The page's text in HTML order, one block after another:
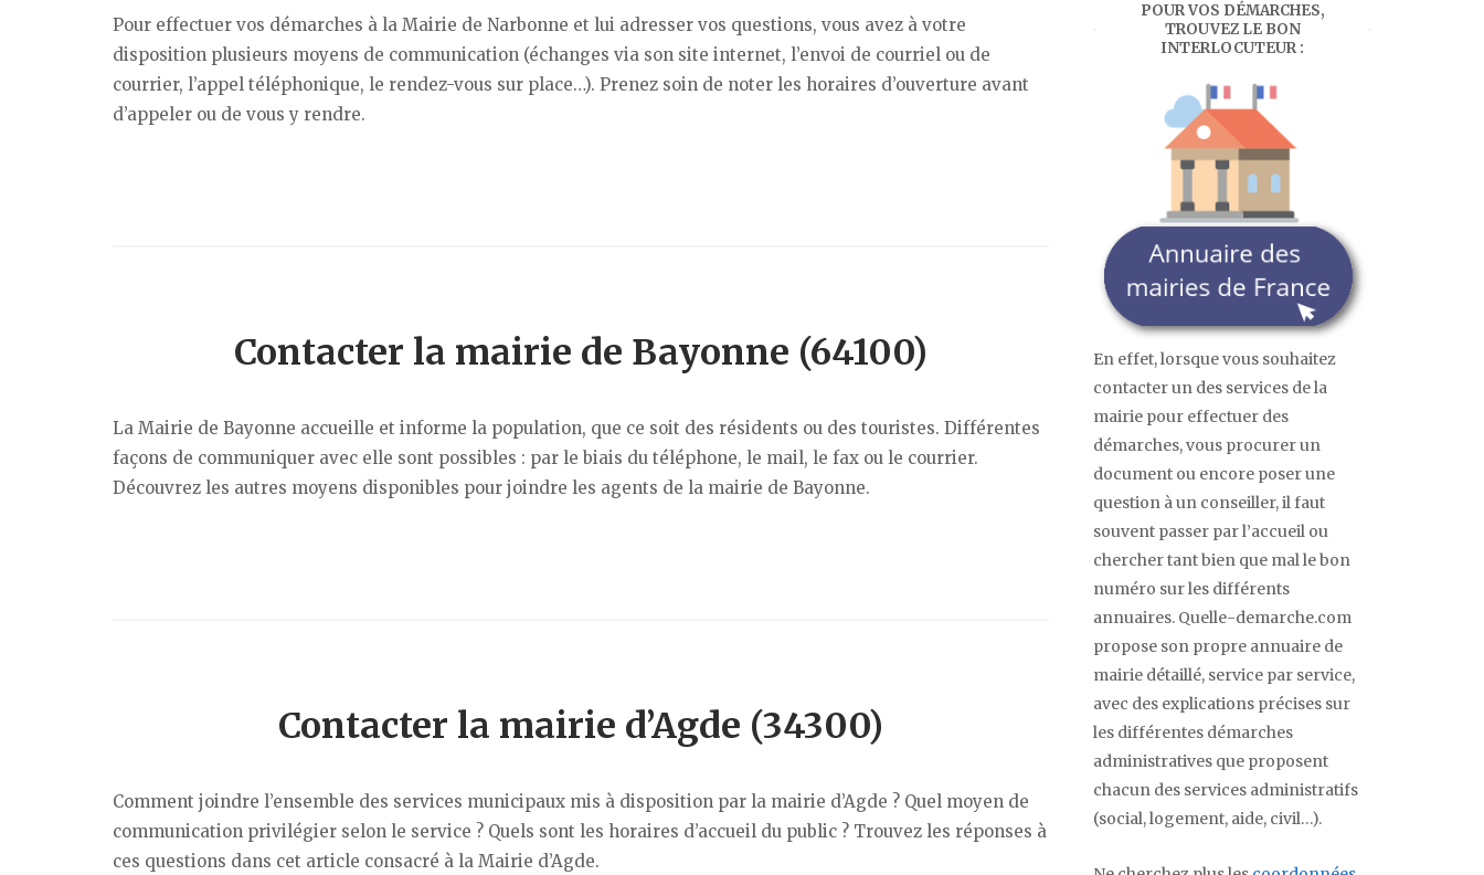
Pour effectuer vos démarches à la Mairie de Narbonne et lui adresser vos questions, vous avez à votre
disposition plusieurs moyens de communication (échanges via son site internet, l’envoi de courriel ou de
courrier, l’appel téléphonique, le rendez-vous sur place…). Prenez soin de noter les horaires d’ouverture avant
d’appeler ou de vous y rendre.
Contacter la mairie de Bayonne (64100)
La Mairie de Bayonne accueille et informe la population, que ce soit des résidents ou des touristes. Différentes
façons de communiquer avec elle sont possibles : par le biais du téléphone, le mail, le fax ou le courrier.
Découvrez les autres moyens disponibles pour joindre les agents de la mairie de Bayonne.
Contacter la mairie d’Agde (34300)
Comment joindre l’ensemble des services municipaux mis à disposition par la mairie d’Agde ? Quel moyen de
communication privilégier selon le service ? Quels sont les horaires d’accueil du public ? Trouvez les réponses à
ces questions dans cet article consacré à la Mairie d’Agde.
POUR VOS DÉMARCHES,
TROUVEZ LE BON
INTERLOCUTEUR :
En effet, lorsque vous souhaitez
contacter un des services de la
mairie pour effectuer des
démarches, vous procurer un
document ou encore poser une
question à un conseiller, il faut
souvent passer par l’accueil ou
chercher tant bien que mal le bon
numéro sur les différents
annuaires. Quelle-demarche.com
propose son propre annuaire de
mairie détaillé, service par service,
avec des explications précises sur
les différentes démarches
administratives que proposent
chacun des services administratifs
(social, logement, aide, civil…).